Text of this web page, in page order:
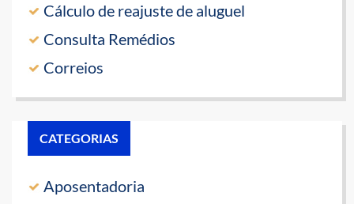
Cálculo de reajuste de aluguel
Consulta Remédios
Correios
CATEGORIAS
Aposentadoria